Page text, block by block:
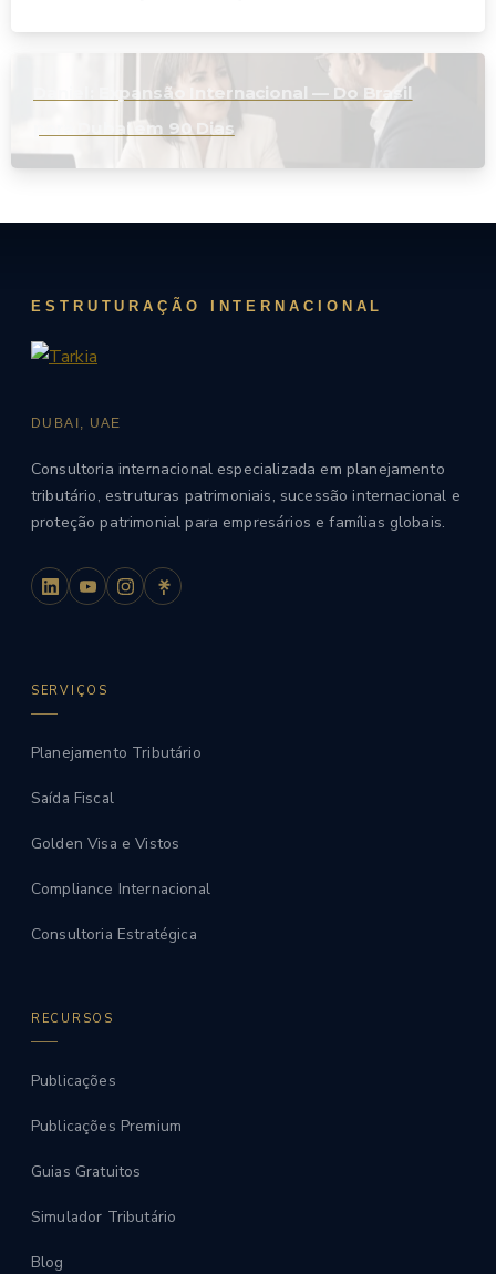
significa para empresas?
Daniel: Expansão Internacional — Do Brasil
para Dubai em 90 Dias
ESTRUTURAÇÃO INTERNACIONAL
DUBAI, UAE
Consultoria internacional especializada em planejamento
tributário, estruturas patrimoniais, sucessão internacional e
proteção patrimonial para empresários e famílias globais.
SERVIÇOS
Planejamento Tributário
Saída Fiscal
Golden Visa e Vistos
Compliance Internacional
Consultoria Estratégica
RECURSOS
Publicações
Publicações Premium
Guias Gratuitos
Simulador Tributário
Blog